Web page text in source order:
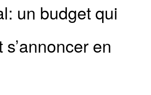
un budget qui
en